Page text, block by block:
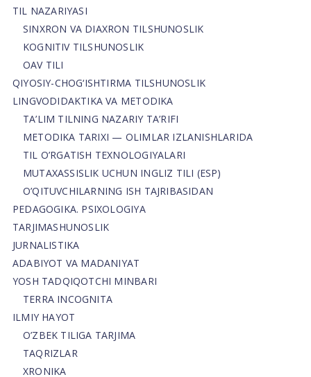
TIL NAZARIYASI
SINXRON VA DIAXRON TILSHUNOSLIK
KOGNITIV TILSHUNOSLIK
OAV TILI
QIYOSIY-CHOG‘ISHTIRMA TILSHUNOSLIK
LINGVODIDAKTIKA VA METODIKA
TA’LIM TILNING NAZARIY TA’RIFI
METODIKA TARIXI — OLIMLAR IZLANISHLARIDA
TIL O’RGATISH TEXNOLOGIYALARI
MUTAXASSISLIK UCHUN INGLIZ TILI (ESP)
O’QITUVCHILARNING ISH TAJRIBASIDAN
PEDAGOGIKA. PSIXOLOGIYA
TARJIMASHUNOSLIK
JURNALISTIKA
ADABIYOT VA MADANIYAT
YOSH TADQIQOTCHI MINBARI
TERRA INCOGNITA
ILMIY HAYOT
O’ZBEK TILIGA TARJIMA
TAQRIZLAR
XRONIKA